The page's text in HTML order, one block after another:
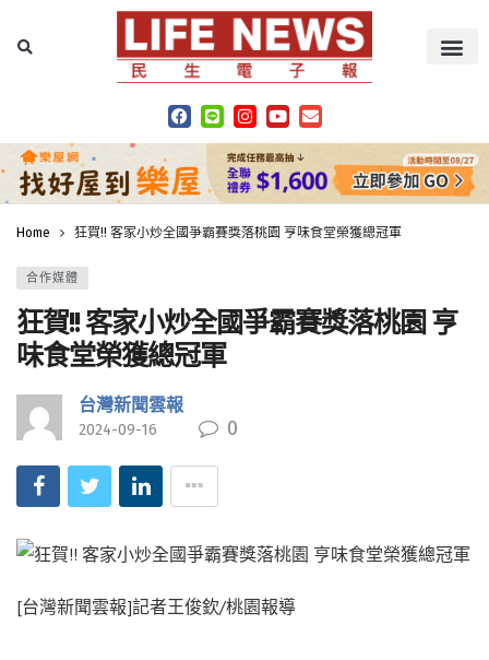
Home 狂賀!! 客家小炒全國爭霸賽獎落桃園 亨味食堂榮獲總冠軍
合作媒體
狂賀!! 客家小炒全國爭霸賽獎落桃園 亨
味食堂榮獲總冠軍
台灣新聞雲報
2024-09-16 0
[台灣新聞雲報]記者王俊欽/桃園報導